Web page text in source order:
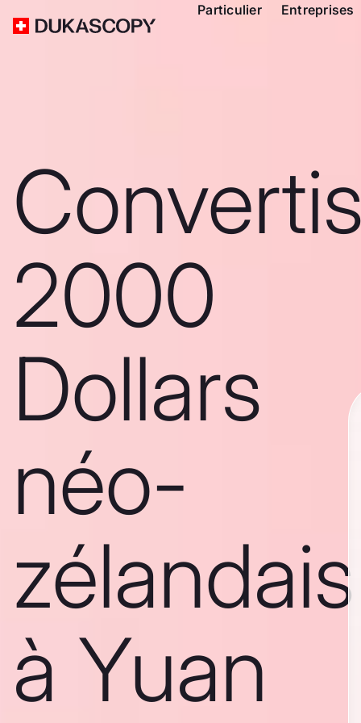
Particulier Entreprises
2000
Dollars
néo-
zélandais
à Yuan